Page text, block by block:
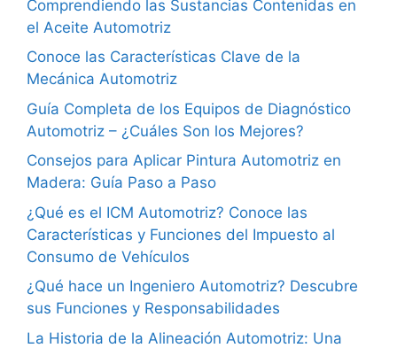
Comprendiendo las Sustancias Contenidas en
el Aceite Automotriz
Conoce las Características Clave de la
Mecánica Automotriz
Guía Completa de los Equipos de Diagnóstico
Automotriz – ¿Cuáles Son los Mejores?
Consejos para Aplicar Pintura Automotriz en
Madera: Guía Paso a Paso
¿Qué es el ICM Automotriz? Conoce las
Características y Funciones del Impuesto al
Consumo de Vehículos
¿Qué hace un Ingeniero Automotriz? Descubre
sus Funciones y Responsabilidades
La Historia de la Alineación Automotriz: Una